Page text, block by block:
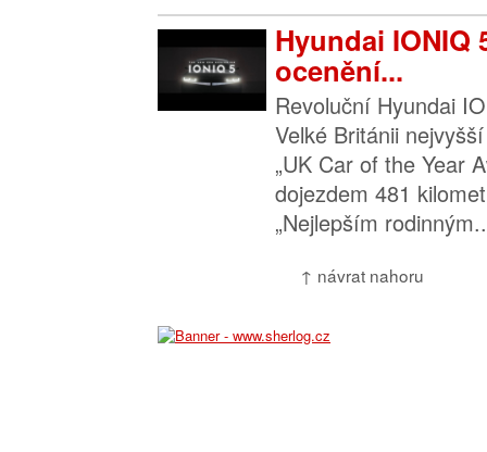
Hyundai IONIQ
ocenění...
Revoluční Hyundai
Velké Británii
„UK Car of the Year
dojezdem 481
„Nejlepším
↑ návrat nahoru